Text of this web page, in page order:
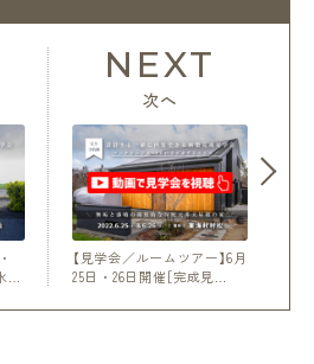
…
【見学会／ルームツアー】6月
25日・26日開催［完成見…
NEXT
次へ